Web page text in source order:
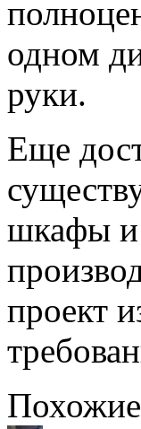
одном
руки.
Еще
шкафы и
проект
Похожие